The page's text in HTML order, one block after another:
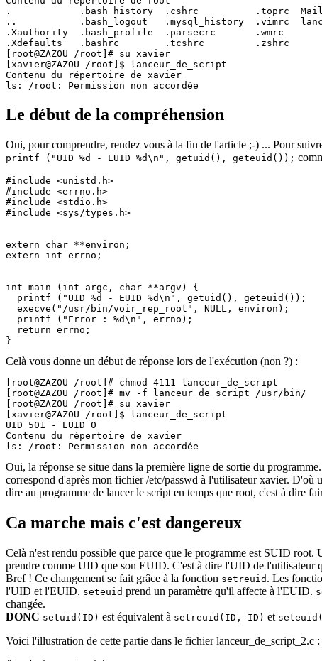
.            .bash_history  .cshrc          .toprc  Mail
..           .bash_logout   .mysql_history  .vimrc
.Xauthority  .bash_profile  .parsecrc       .wmrc
.Xdefaults   .bashrc        .tcshrc         .zshrc
[root@ZAZOU /root]# su xavier
[xavier@ZAZOU /root]$ lanceur_de_script
Contenu du répertoire de xavier
ls: /root: Permission non accordée
Le début de la compréhension
Oui, pour comprendre, rendez vous à la fin de l'article ;-) ... Pour
printf ("UID %d - EUID %d\n", getuid(), geteuid());
#include <unistd.h>
#include <errno.h>
#include <stdio.h>
#include <sys/types.h>
extern char **environ;
extern int errno;
int main (int argc, char **argv) {
  printf ("UID %d - EUID %d\n", getuid(), geteuid());
  execve("/usr/bin/voir_rep_root", NULL, environ);
  printf ("Error : %d\n", errno);
  return errno;
}
Celà vous donne un début de réponse lors de l'exécution (non ?) :
[root@ZAZOU /root]# chmod 4111 lanceur_de_script
[root@ZAZOU /root]# mv -f lanceur_de_script /usr/bin/
[root@ZAZOU /root]# su xavier
[xavier@ZAZOU /root]$ lanceur_de_script
UID 501 - EUID 0
Contenu du répertoire de xavier
ls: /root: Permission non accordée
Oui, la réponse se situe dans la première ligne de sortie du
correspond d'après mon fichier /etc/passwd à l'utilisateur xavier.
dire au programme de lancer le script en temps que root, c'est à dire
Ca marche mais c'est dangereux
Celà n'est rendu possible que parce que le programme est SUID
prendre comme UID que son EUID. C'est à dire l'UID de l'utilisateur
Bref ! Ce changement se fait grâce à la fonction setreuid . Les
l'UID et l'EUID. seteuid prend un paramètre qu'il affecte à l'EUID.
changée.
DONC setuid(ID) est équivalent à setreuid(ID, ID) et
Voici l'illustration de cette partie dans le fichier lanceur_de_script_2.c :